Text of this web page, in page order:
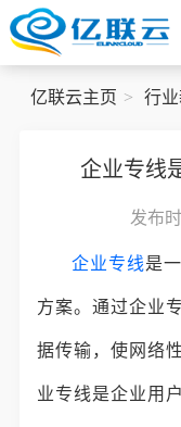
亿联云主页 行业
企业专线
发布
企业专线是
方案。通过企业
据传输，使网络
业专线是企业用